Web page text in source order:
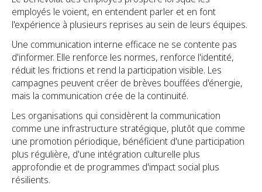
employés le voient, en entendent parler et en font
l'expérience à plusieurs reprises au sein de leurs équipes.
Une communication interne efficace ne se contente pas
d'informer. Elle renforce les normes, renforce l'identité,
réduit les frictions et rend la participation visible. Les
campagnes peuvent créer de brèves bouffées d'énergie,
mais la communication crée de la continuité.
Les organisations qui considèrent la communication
comme une infrastructure stratégique, plutôt que comme
une promotion périodique, bénéficient d'une participation
plus régulière, d'une intégration culturelle plus
approfondie et de programmes d'impact social plus
résilients.